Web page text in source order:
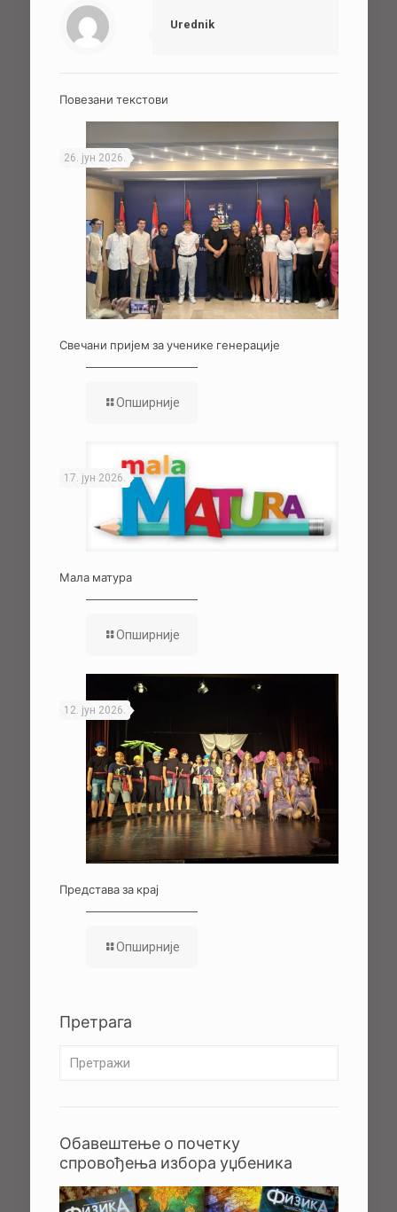
Urednik
Повезани текстови
26. јун 2026.
Свечани пријем за ученике генерације
Опширније
17. јун 2026.
Мала матура
Опширније
12. јун 2026.
Представа за крај
Опширније
Претрага
Обавештење о почетку
спровођења избора уџбеника